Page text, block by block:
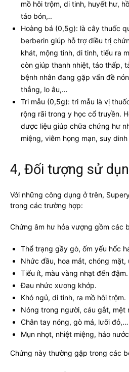
mồ hôi trộm, di tinh, huyết hư,
táo bón,..
Hoàng bá (0,5g): là cây thuốc
berberin giúp hỗ trợ điều trị
khát, mộng tinh, di tinh, tiểu ra
còn giúp thanh nhiệt, táo thấp,
bệnh nhân đang gặp vấn đề
thẳng, lo âu,…
Tri mẫu (0,5g): tri mẫu là vị
rộng rãi trong y học cổ truyền.
dược liệu giúp chữa chứng hư
miệng, viêm họng mạn, suy
4, Đối tượng sử
Với những công dụng ở trên,
trong các trường hợp:
Chứng âm hư hỏa vượng gồm các
Thể trạng gầy gò, ốm yếu hốc
Nhức đầu, hoa mắt, chóng mặt,
Tiểu ít, màu vàng nhạt đến đậm.
Đau nhức xương khớp.
Khó ngủ, di tinh, ra mồ hôi trộm.
Nóng trong người, cáu gắt, mệt
Chân tay nóng, gò má, lưỡi đỏ,…
Mụn nhọt, nhiệt miệng, háo
Chứng này thường gặp trong các